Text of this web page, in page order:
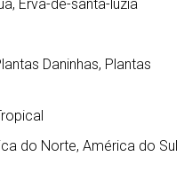
Erva-de-santa-luzia
Daninhas, Plantas
do Norte, América do Sul